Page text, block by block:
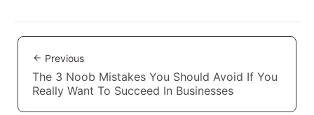
Previous
The 3 Noob Mistakes You Should Avoid If You
Really Want To Succeed In Businesses